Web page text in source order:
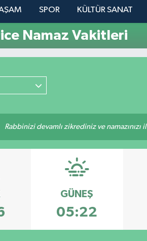
SPOR KÜLTÜR SANAT
Namaz Vakitleri
Rabbinizi devamlı zikrediniz ve
GÜNEŞ
05:22